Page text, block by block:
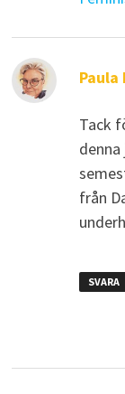
Paula
Tack
från
SVARA